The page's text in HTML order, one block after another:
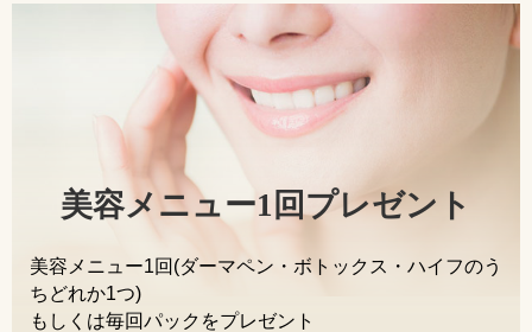
美容メニュー1回プレゼント
美容メニュー1回(ダーマペン・ボトックス・ハイフのう
ちどれか1つ)
もしくは毎回パックをプレゼント